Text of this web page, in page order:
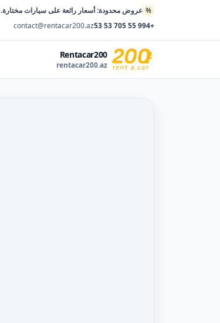
% عروض محدودة: أسعار رائعة على سيارات مختارة.
+994 55 705 53 53
contact@rentacar200.az
Rentacar200
rentacar200.az